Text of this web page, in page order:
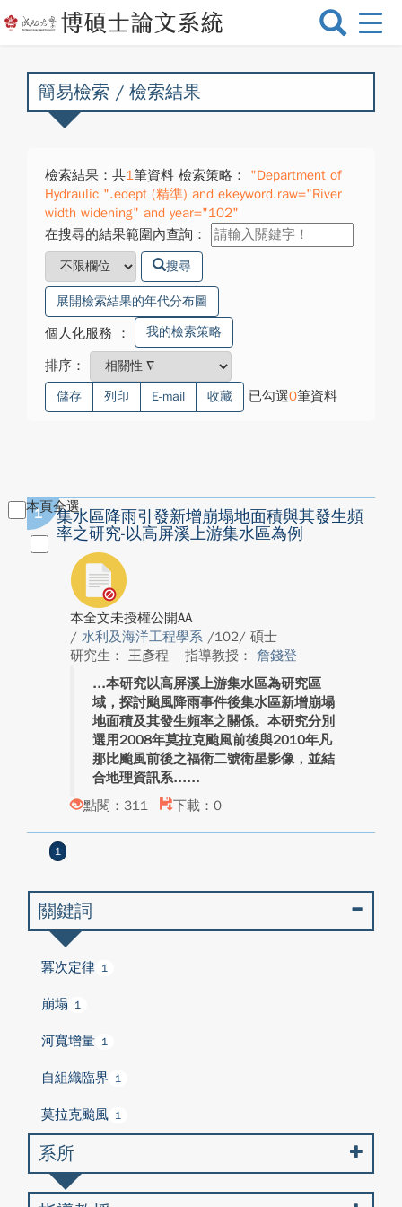
選
換
簡易檢索 / 檢索結果
檢索結果：共1筆資料 檢索策略：
"Department of
Hydraulic ".edept (精準) and ekeyword.raw="River
width widening" and year="102"
在搜尋的結果範圍內查詢：
搜尋
展開檢索結果的年代分布圖
個人化服務 ： 我的檢索策略
排序：
儲存 列印 E-mail 收藏 已勾選0筆資料
本頁全選
1
集水區降雨引發新增崩塌地面積與其發生頻
率之研究-以高屏溪上游集水區為例
本全文未授權公開AA
/ 水利及海洋工程學系 /102/ 碩士
研究生： 王彥程
指導教授： 詹錢登
本研究以高屏溪上游集水區為研究區
域，探討颱風降雨事件後集水區新增崩塌
地面積及其發生頻率之關係。本研究分別
選用2008年莫拉克颱風前後與2010年凡
那比颱風前後之福衛二號衛星影像，並結
合地理資訊系...
點閱：311
下載：0
1
關鍵詞
冪次定律 1
崩塌 1
河寬增量 1
自組織臨界 1
莫拉克颱風 1
系所